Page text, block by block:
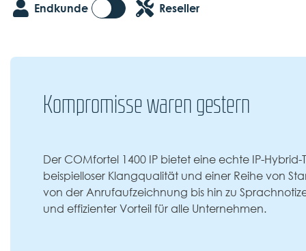
Endkunde Reseller
Kompromisse waren gestern
Der COMfortel 1400 IP bietet eine echte IP-
beispielloser Klangqualität und einer Reihe von
von der Anrufaufzeichnung bis hin zu
und effizienter Vorteil für alle Unternehmen.